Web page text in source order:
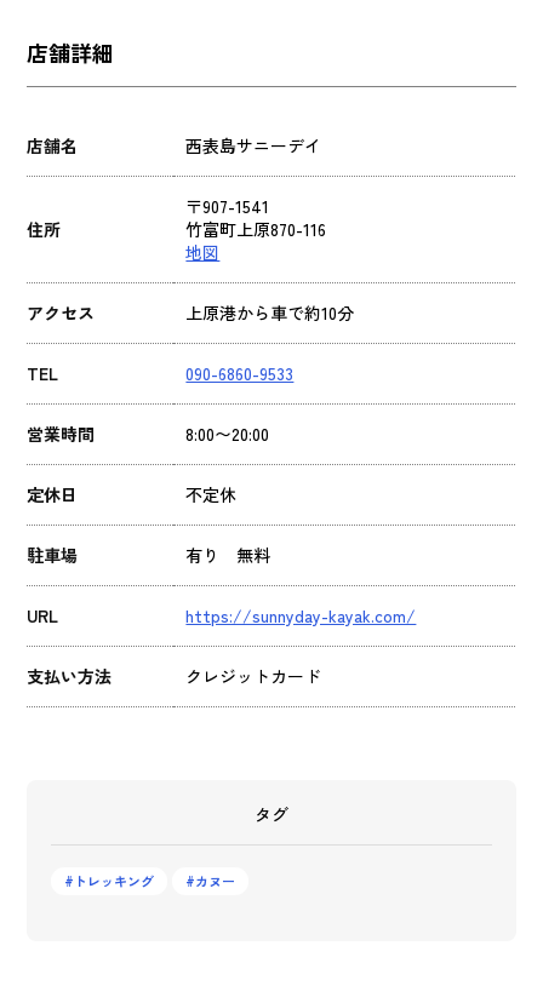
店舗詳細
店舗名 西表島サニーデイ
住所
〒907-1541
竹富町上原870-116
地図
アクセス 上原港から車で約10分
TEL 090-6860-9533
営業時間 8:00〜20:00
定休日 不定休
駐車場 有り 無料
URL https://sunnyday-kayak.com/
支払い方法 クレジットカード
タグ
トレッキング カヌー